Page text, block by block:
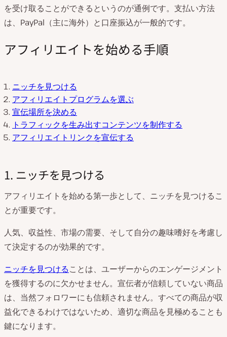
を受け取ることができるというのが通例です。支払い方法
は、PayPal（主に海外）と口座振込が一般的です。
アフィリエイトを始める手順
ニッチを見つける
アフィリエイトプログラムを選ぶ
宣伝場所を決める
トラフィックを生み出すコンテンツを制作する
アフィリエイトリンクを宣伝する
1. ニッチを見つける
アフィリエイトを始める第一歩として、ニッチを見つけるこ
とが重要です。
人気、収益性、市場の需要、そして自分の趣味嗜好を考慮し
て決定するのが効果的です。
ニッチを見つけることは、ユーザーからのエンゲージメント
を獲得するのに欠かせません。宣伝者が信頼していない商品
は、当然フォロワーにも信頼されません。すべての商品が収
益化できるわけではないため、適切な商品を見極めることも
鍵になります。